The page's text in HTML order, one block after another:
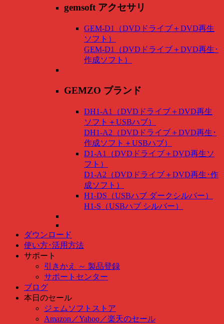
gemsoft アクセサリ
GEM-D1（DVDドライブ＋DVD再生
ソフト）
GEM-D1（DVDドライブ＋DVD再生･
作成ソフト）
GEMZO ブランド
DH1-A1（DVDドライブ＋DVD再生
ソフト＋USBハブ）
DH1-A2（DVDドライブ＋DVD再生･
作成ソフト＋USBハブ）
D1-A1（DVDドライブ＋DVD再生ソ
フト）
D1-A2（DVDドライブ＋DVD再生･作
成ソフト）
H1-DS（USBハブ ダークシルバー）
H1-S（USBハブ シルバー）
ダウンロード
使い方･活用方法
サポート
引きかえ ～ 製品登録
サポートセンター
ブログ
本日のセール
ジェムソフトストア
Amazon ／Yahoo ／楽天のセール